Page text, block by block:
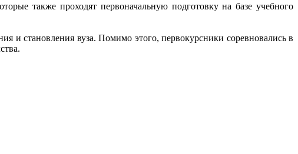
также проходят первоначальную подготовку на базе учебного
и становления вуза. Помимо этого, первокурсники соревновались в